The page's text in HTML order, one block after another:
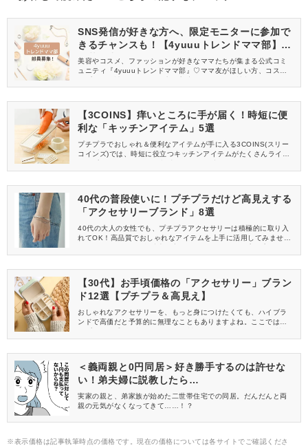
SNS発信が好きな方へ、限定モニターに参加で
きるチャンスも！【4yuuuトレンドママ部】部
員募集中
美容やコスメ、ファッションが好きなママたちが集まる公式コミ
ュニティ『4yuuuトレンドママ部』♡ママ友がほしい方、コスメサ
信してくれる方を募集しています！
【3COINS】痒いところに手が届く！時短に便
利な「キッチンアイテム」5選
プチプラでおしゃれ＆便利なアイテムが手に入る3COINS(スリー
コインズ)では、時短に役立つキッチンアイテムがたくさんライン
ムを5つピックアップしてご紹介します。時短で料理したい方、簡
40代の普段使いに！プチプラだけど高見えする
「アクセサリーブランド」8選
40代の大人の女性でも、プチプラアクセサリーは積極的に取り入
れてOK！高品質でおしゃれなアイテムを上手に活用してみません
セサリーブランドを7つご紹介します♡
【30代】お手頃価格の「アクセサリー」ブラン
ド12選【プチプラ＆高見え】
おしゃれなアクセサリーを、もっと身につけたくても、ハイブラ
ンドで高価だと予算的に無理なこともありますよね。ここではプ
良さのあるアクセサリーブランドをご紹介。普段使いからよそゆ
＜義両親と0円同居＞好き勝手するのは許せな
い！弟夫婦に説教したら…
実家の親と、弟家族が始めた二世帯住宅での同居。だんだんと両
親の元気がなくなってきて……！？
※表示価格は記事執筆時点の価格です。現在の価格については各サイトでご確認くださ